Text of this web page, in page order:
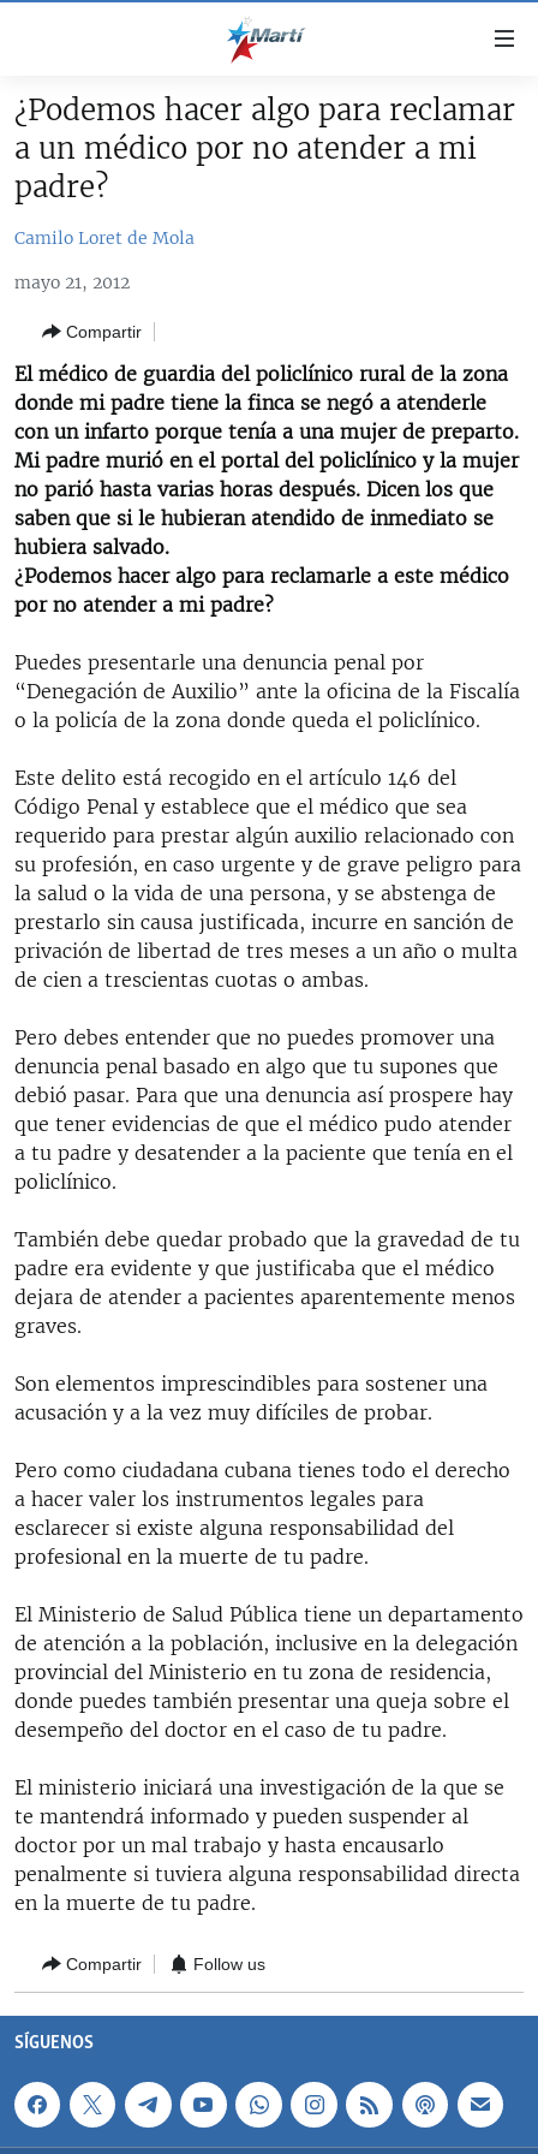
accesibilidad
contenido
navegación
principal
búsqueda
TITULARES
CUBA
INFORME DEL DEPARTAMENTO DE ESTADO DE EEUU
SOBRE CUBA
INMIGRACIÓN
MUNDO
DEPORTES
ARTE Y ENTRETENIMIENTO
OPINIÓN GRÁFICA
AUDIOVISUALES MARTÍ
RADIO MARTÍ
ESPECIALES
LA REALIDAD DE LA VIVIENDA EN CUBA
SER VIEJO EN CUBA
KENTU-CUBANO
LOS SANTOS DE HIALEAH
DESINFORMACIÓN RUSA EN AMÉRICA LATINA
LA INVASIÓN DE RUSIA A UCRANIA
EDITORIALES
¿Podemos hacer algo para reclamar
a un médico por no atender a mi
padre?
Camilo Loret de Mola
mayo 21, 2012
Compartir
El médico de guardia del policlínico rural de la zona
donde mi padre tiene la finca se negó a atenderle
con un infarto porque tenía a una mujer de preparto.
Mi padre murió en el portal del policlínico y la mujer
no parió hasta varias horas después. Dicen los que
saben que si le hubieran atendido de inmediato se
hubiera salvado.
¿Podemos hacer algo para reclamarle a este médico
por no atender a mi padre?
Puedes presentarle una denuncia penal por
“Denegación de Auxilio” ante la oficina de la Fiscalía
o la policía de la zona donde queda el policlínico.
Este delito está recogido en el artículo 146 del
Código Penal y establece que el médico que sea
requerido para prestar algún auxilio relacionado con
su profesión, en caso urgente y de grave peligro para
la salud o la vida de una persona, y se abstenga de
prestarlo sin causa justificada, incurre en sanción de
privación de libertad de tres meses a un año o multa
de cien a trescientas cuotas o ambas.
Pero debes entender que no puedes promover una
denuncia penal basado en algo que tu supones que
debió pasar. Para que una denuncia así prospere hay
que tener evidencias de que el médico pudo atender
a tu padre y desatender a la paciente que tenía en el
policlínico.
También debe quedar probado que la gravedad de tu
padre era evidente y que justificaba que el médico
dejara de atender a pacientes aparentemente menos
graves.
Son elementos imprescindibles para sostener una
acusación y a la vez muy difíciles de probar.
Pero como ciudadana cubana tienes todo el derecho
a hacer valer los instrumentos legales para
esclarecer si existe alguna responsabilidad del
profesional en la muerte de tu padre.
El Ministerio de Salud Pública tiene un departamento
de atención a la población, inclusive en la delegación
provincial del Ministerio en tu zona de residencia,
donde puedes también presentar una queja sobre el
desempeño del doctor en el caso de tu padre.
El ministerio iniciará una investigación de la que se
te mantendrá informado y pueden suspender al
doctor por un mal trabajo y hasta encausarlo
penalmente si tuviera alguna responsabilidad directa
en la muerte de tu padre.
Compartir Follow us
SÍGUENOS